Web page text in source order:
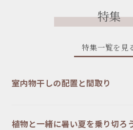
特集
特集一覧を見
室内物干しの配置と間取り
植物と一緒に暑い夏を乗り切ろ